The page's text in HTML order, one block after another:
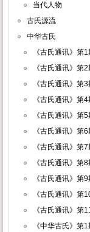
当代人物
古氏源流
中华古氏
《古氏通讯》第1
《古氏通讯》第2
《古氏通讯》第3
《古氏通讯》第4
《古氏通讯》第5
《古氏通讯》第6
《古氏通讯》第7
《古氏通讯》第8
《古氏通讯》第9
《古氏通讯》第
《古氏通讯》第
《中华古氏》第1